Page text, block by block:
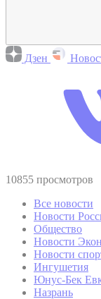
Дзен
10855 просмотров
Все новости
Новости
Общество
Новости
Новости
Ингушетия
Юнус-Бек
Назрань